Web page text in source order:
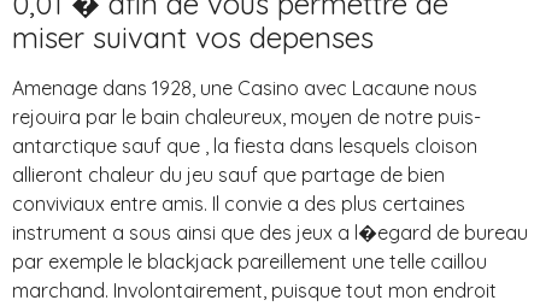
miser suivant vos depenses
Amenage dans 1928, une Casino avec Lacaune nous
rejouira par le bain chaleureux, moyen de notre puis-
antarctique sauf que , la fiesta dans lesquels cloison
allieront chaleur du jeu sauf que partage de bien
conviviaux entre amis. Il convie a des plus certaines
instrument a sous ainsi que des jeux a l�egard de bureau
par exemple le blackjack pareillement une telle caillou
marchand. Involontairement, puisque tout mon endroit